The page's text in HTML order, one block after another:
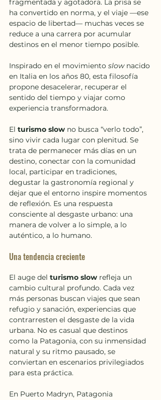
fragmentada y agotadora. La prisa se
ha convertido en norma, y el viaje —ese
espacio de libertad— muchas veces se
reduce a una carrera por acumular
destinos en el menor tiempo posible.
Inspirado en el movimiento slow nacido
en Italia en los años 80, esta filosofía
propone desacelerar, recuperar el
sentido del tiempo y viajar como
experiencia transformadora.
El turismo slow no busca “verlo todo”,
sino vivir cada lugar con plenitud. Se
trata de permanecer más días en un
destino, conectar con la comunidad
local, participar en tradiciones,
degustar la gastronomía regional y
dejar que el entorno inspire momentos
de reflexión. Es una respuesta
consciente al desgaste urbano: una
manera de volver a lo simple, a lo
auténtico, a lo humano.
Una tendencia creciente
El auge del turismo slow refleja un
cambio cultural profundo. Cada vez
más personas buscan viajes que sean
refugio y sanación, experiencias que
contrarresten el desgaste de la vida
urbana. No es casual que destinos
como la Patagonia, con su inmensidad
natural y su ritmo pausado, se
conviertan en escenarios privilegiados
para esta práctica.
En Puerto Madryn, Patagonia